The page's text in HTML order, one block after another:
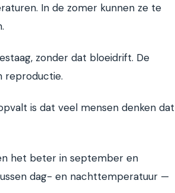
In de zomer kunnen ze te
zonder dat bloeidrift. De
reproductie.
is dat veel mensen denken dat
het beter in september en
dag- en nachttemperatuur —